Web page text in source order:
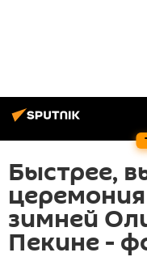
Быстрее,
зимней
Пекине -